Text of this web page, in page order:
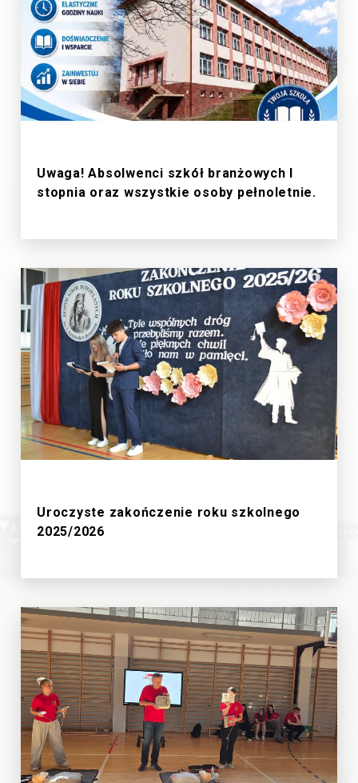
Uwaga! Absolwenci szkół branżowych I
stopnia oraz wszystkie osoby pełnoletnie.
Uroczyste zakończenie roku szkolnego
2025/2026